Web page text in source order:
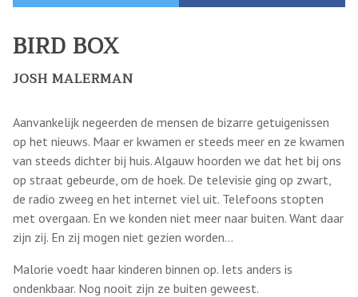
BIRD BOX
JOSH MALERMAN
Aanvankelijk negeerden de mensen de bizarre getuigenissen
op het nieuws. Maar er kwamen er steeds meer en ze kwamen
van steeds dichter bij huis. Algauw hoorden we dat het bij ons
op straat gebeurde, om de hoek. De televisie ging op zwart,
de radio zweeg en het internet viel uit. Telefoons stopten
met overgaan. En we konden niet meer naar buiten. Want daar
zijn zij. En zij mogen niet gezien worden…
Malorie voedt haar kinderen binnen op. Iets anders is
ondenkbaar. Nog nooit zijn ze buiten geweest.